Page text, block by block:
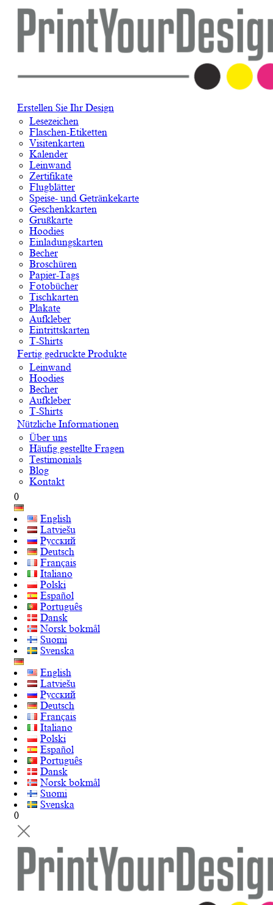
Erstellen Sie Ihr Design
Lesezeichen
Flaschen-Etiketten
Visitenkarten
Kalender
Leinwand
Zertifikate
Flugblätter
Speise- und Getränkekarte
Geschenkkarten
Grußkarte
Hoodies
Einladungskarten
Becher
Broschüren
Papier-Tags
Fotobücher
Tischkarten
Plakate
Aufkleber
Eintrittskarten
T-Shirts
Fertig gedruckte Produkte
Leinwand
Hoodies
Becher
Aufkleber
T-Shirts
Nützliche Informationen
Über uns
Häufig gestellte Fragen
Testimonials
Blog
Kontakt
0
English
Latviešu
Русский
Deutsch
Français
Italiano
Polski
Español
Português
Dansk
Norsk bokmål
Suomi
Svenska
English
Latviešu
Русский
Deutsch
Français
Italiano
Polski
Español
Português
Dansk
Norsk bokmål
Suomi
Svenska
0